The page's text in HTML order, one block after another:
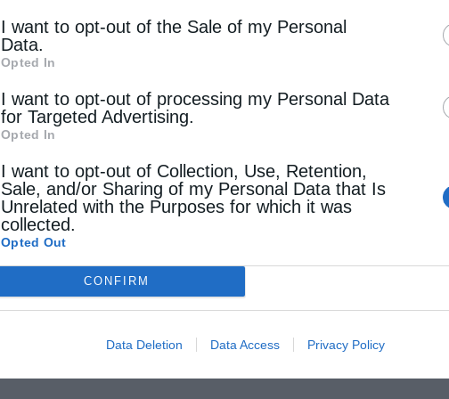
I want to opt-out of the Sale of my Personal
Data.
Opted In
I want to opt-out of processing my Personal Data
for Targeted Advertising.
Opted In
I want to opt-out of Collection, Use, Retention,
Sale, and/or Sharing of my Personal Data that Is
Unrelated with the Purposes for which it was
collected.
Opted Out
CONFIRM
Data Deletion Data Access Privacy Policy